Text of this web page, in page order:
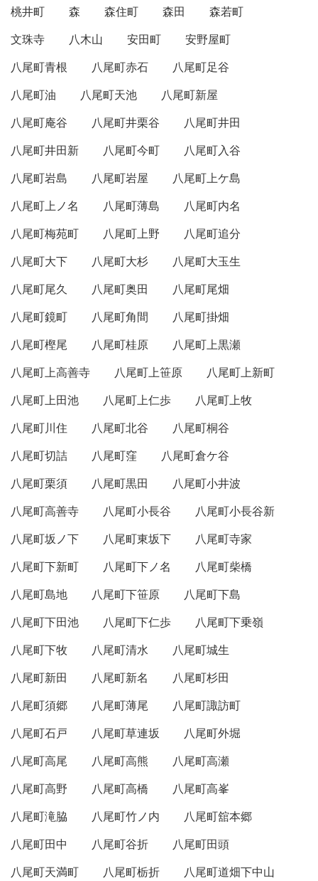
桃井町 森 森住町 森田
森若町
文珠寺
八木山 安田町
安野屋町
八尾町青根
八尾町赤石
八尾町足谷
八尾町油
八尾町天池
八尾町新屋
八尾町庵谷
八尾町井栗谷
八尾町井田
八尾町井田新
八尾町今町
八尾町入谷
八尾町岩島
八尾町岩屋
八尾町上ケ島
八尾町上ノ名
八尾町薄島
八尾町内名
八尾町梅苑町
八尾町上野
八尾町追分
八尾町大下
八尾町大杉
八尾町大玉生
八尾町尾久
八尾町奥田
八尾町尾畑
八尾町鏡町
八尾町角間
八尾町掛畑
八尾町樫尾
八尾町桂原
八尾町上黒瀬
八尾町上高善寺
八尾町上笹原
八尾町上新町
八尾町上田池
八尾町上仁歩
八尾町上牧
八尾町川住
八尾町北谷
八尾町桐谷
八尾町切詰
八尾町窪
八尾町倉ケ谷
八尾町栗須
八尾町黒田
八尾町小井波
八尾町高善寺
八尾町小長谷
八尾町小長谷新
八尾町坂ノ下
八尾町東坂下
八尾町寺家
八尾町下新町
八尾町下ノ名
八尾町柴橋
八尾町島地
八尾町下笹原
八尾町下島
八尾町下田池
八尾町下仁歩
八尾町下乗嶺
八尾町下牧
八尾町清水
八尾町城生
八尾町新田
八尾町新名
八尾町杉田
八尾町須郷
八尾町薄尾
八尾町諏訪町
八尾町石戸
八尾町草連坂
八尾町外堀
八尾町高尾
八尾町高熊
八尾町高瀬
八尾町高野
八尾町高橋
八尾町高峯
八尾町滝脇
八尾町竹ノ内
八尾町舘本郷
八尾町田中
八尾町谷折
八尾町田頭
八尾町天満町
八尾町栃折
八尾町道畑下中山